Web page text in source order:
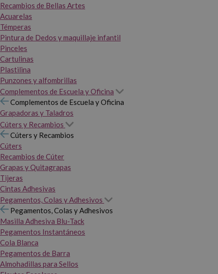
Recambios de Bellas Artes
Acuarelas
Témperas
Pintura de Dedos y maquillaje infantil
Pinceles
Cartulinas
Plastilina
Punzones y alfombrillas
Complementos de Escuela y Oficina
Complementos de Escuela y Oficina
Grapadoras y Taladros
Cúters y Recambios
Cúters y Recambios
Cúters
Recambios de Cúter
Grapas y Quitagrapas
Tijeras
Cintas Adhesivas
Pegamentos, Colas y Adhesivos
Pegamentos, Colas y Adhesivos
Masilla Adhesiva Blu-Tack
Pegamentos Instantáneos
Cola Blanca
Pegamentos de Barra
Almohadillas para Sellos